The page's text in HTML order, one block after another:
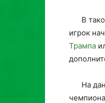
В
игрок
Трампа
На